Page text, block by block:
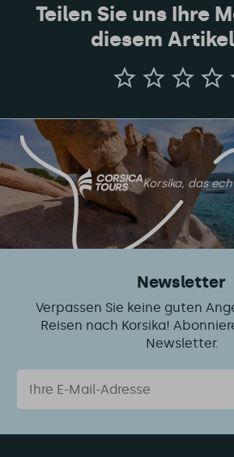
Teilen Sie uns Ihre
diesem
Teilen
Sie
Meinung
zu
diesem
Artikel
mit
Korsika, das
Newsletter
Verpassen Sie keine guten
Reisen nach Korsika!
Newsletter.
Email